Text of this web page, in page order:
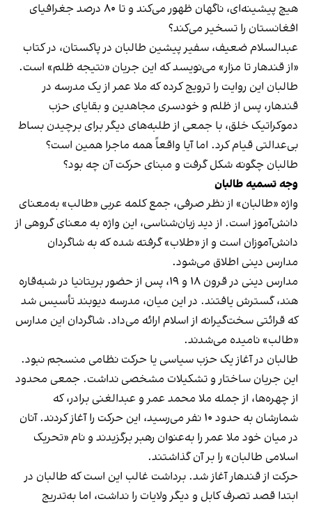
هیچ پیشینه‌ای، ناگهان ظهور می‌کند و تا ۸۰ درصد جغرافیای
افغانستان را تسخیر می‌کند؟
عبدالسلام ضعیف، سفیر پیشین طالبان در پاکستان، در کتاب
«از قندهار تا مزار» می‌نویسد که این جریان «نتیجه ظلم» است.
طالبان این روایت را ترویج کرده که ملا عمر از یک مدرسه در
قندهار، پس از ظلم و خودسری مجاهدین و بقایای حزب
دموکراتیک خلق، با جمعی از طلبه‌های دیگر برای برچیدن بساط
بی‌عدالتی قیام کرد. اما آیا واقعاً همه ماجرا همین است؟
طالبان چگونه شکل گرفت و مبنای حرکت آن چه بود؟
وجه تسمیه طالبان
واژه «طالبان» از نظر صرفی، جمع کلمه عربی «طالب» به‌معنای
دانش‌آموز است. از دید زبان‌شناسی، این واژه به معنای گروهی از
دانش‌آموزان است و از «طلاب» گرفته شده که به شاگردان
مدارس دینی اطلاق می‌شود.
مدارس دینی در قرون ۱۸ و ۱۹، پس از حضور بریتانیا در شبه‌قاره
هند، گسترش یافتند. در این میان، مدرسه دیوبند تأسیس شد
که قرائتی سخت‌گیرانه از اسلام ارائه می‌داد. شاگردان این مدارس
«طالب» نامیده می‌شدند.
طالبان در آغاز یک حزب سیاسی یا حرکت نظامی منسجم نبود.
این جریان ساختار و تشکیلات مشخصی نداشت. جمعی محدود
از چهره‌ها، از جمله ملا محمد عمر و عبدالغنی برادر، که
شمارشان به حدود ۱۰ نفر می‌رسید، این حرکت را آغاز کردند. آنان
در میان خود ملا عمر را به‌عنوان رهبر برگزیدند و نام «تحریک
اسلامی طالبان» را بر آن گذاشتند.
حرکت از قندهار آغاز شد. برداشت غالب این است که طالبان در
ابتدا قصد تصرف کابل و دیگر ولایات را نداشت، اما به‌تدریج